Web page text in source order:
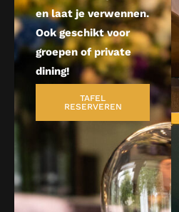
en laat je verwennen.
Ook geschikt voor
groepen of private
dining!
TAFEL
RESERVEREN